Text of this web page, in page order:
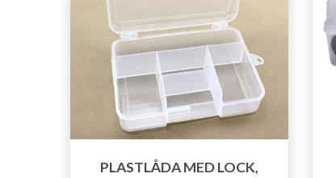
PLASTLÅDA MED LOCK,